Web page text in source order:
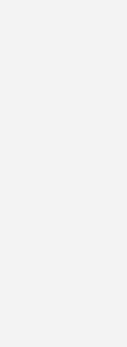
Energieprojekte
führen in der
parallel laufender Projekte mit
klassische
funktionieren, rücken
Volumen,
Kilowattstunde